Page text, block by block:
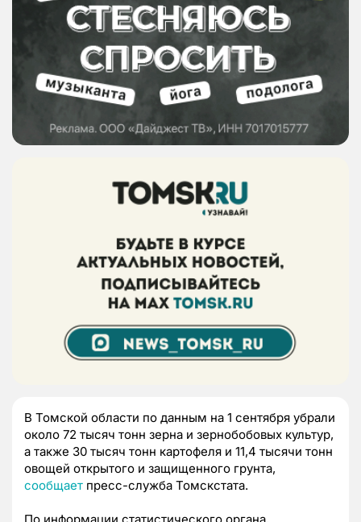
В Томской области по данным на 1 сентября убрали
около 72 тысяч тонн зерна и зернобобовых культур,
а также 30 тысяч тонн картофеля и 11,4 тысячи тонн
овощей открытого и защищенного грунта,
сообщает пресс-служба Томскстата.